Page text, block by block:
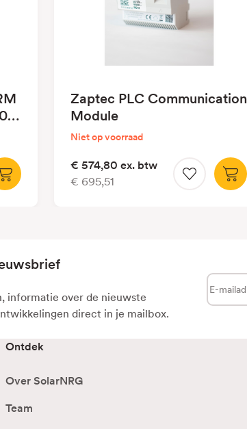
Zaptec PLC Communication
Module
Niet op voorraad
€ 574,80 ex. btw
€ 695,51
informatie over de nieuwste
direct in je mailbox.
E-
Ontdek
Over SolarNRG
Team